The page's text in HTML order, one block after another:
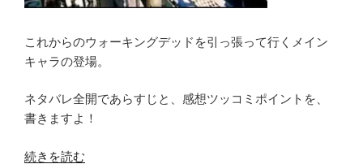
想
あ
ら
す
The
これからのウォーキングデッドを引っ張って行くメイン
キャラの登場。
ネタバレ全開であらすじと、感想ツッコミポイントを、
書きますよ！
“ウ
続きを読む